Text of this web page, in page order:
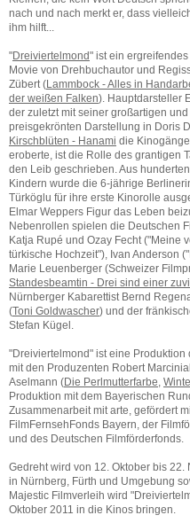
nach und nach merkt er, dass
ihm hilft...
"Dreiviertelmond" ist ein
Movie von Drehbuchautor und
Zübert ( Lammbock - Alles in
der weißen Falken). Hauptdarsteller
der zuletzt mit seiner großartigen und
preisgekrönten Darstellung in Doris
Kirschblüten - Hanami die
eroberte, ist die Rolle des grantigen
den Leib geschrieben. Aus
Kindern wurde die 6-jährige
Türköglu für ihre erste Kinorolle
Elmar Weppers Figur das Leben
Nebenrollen spielen die Deutschen
Katja Rupé und Ozay Fecht ("Meine
türkische Hochzeit"), Ivan Anderson
Marie Leuenberger (Schweizer
Standesbeamtin - Drei sind einer
Nürnberger Kabarettist Bernd
(Toni Goldwascher) und der
Stefan Kügel.
"Dreiviertelmond" ist eine Produktion
mit den Produzenten Robert
Aselmann (Die Perlmutterfarbe
Produktion mit dem Bayerischen
Zusammenarbeit mit arte, gefördert
FilmFernsehFonds Bayern, der
und des Deutschen Filmförderfonds.
Gedreht wird von 12. Oktober bis 22.
in Nürnberg, Fürth und Umgebung
Majestic Filmverleih wird
Oktober 2011 in die Kinos bringen.